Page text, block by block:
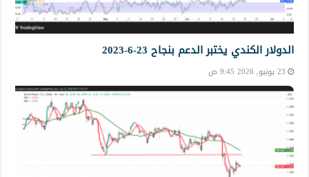
الدولار الكندي يختبر الدعم بنجاح 23-6-2023
23 يونيو, 2026 9:45 ص